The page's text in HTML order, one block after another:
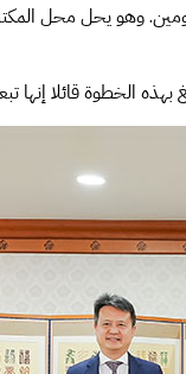
العام التي استمرت
الخطوة قائلا إنها